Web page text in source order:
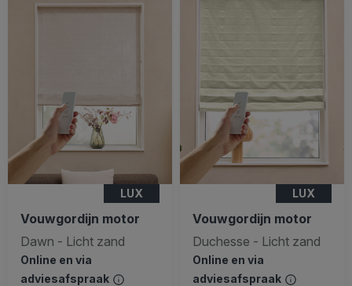
LUX
Vouwgordijn motor
Dawn - Licht zand
Online en via
adviesafspraak
LUX
Vouwgordijn motor
Duchesse - Licht zand
Online en via
adviesafspraak